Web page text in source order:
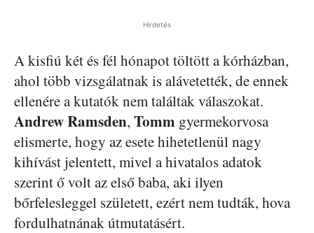
Hirdetés
A kisfiú két és fél hónapot töltött a kórházban,
ahol több vizsgálatnak is alávetették, de ennek
ellenére a kutatók nem találtak válaszokat.
Andrew Ramsden, Tomm gyermekorvosa
elismerte, hogy az esete hihetetlenül nagy
kihívást jelentett, mivel a hivatalos adatok
szerint ő volt az első baba, aki ilyen
bőrfelesleggel született, ezért nem tudták, hova
fordulhatnának útmutatásért.